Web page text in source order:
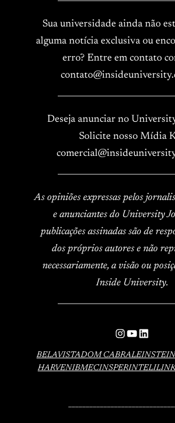
Sua universidade ainda não
alguma notícia exclusiva ou
erro? Entre em contato
Deseja anunciar no
Solicite nosso Mídia
As opiniões expressas pelos
e anunciantes do University
publicações assinadas são de
dos próprios autores e não
necessariamente, a visão ou
Inside University.
Instagram
YouTube
LinkedIn
BELAVISTADOM CABRALEINSTEIN
HARVENIBMECINSPERINTELI